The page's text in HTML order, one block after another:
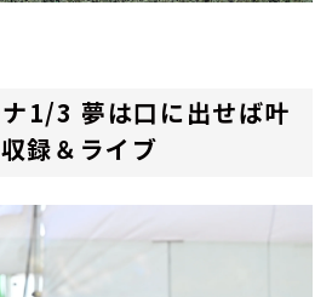
ナ1/3 夢は口に出せば叶
録＆ライブ